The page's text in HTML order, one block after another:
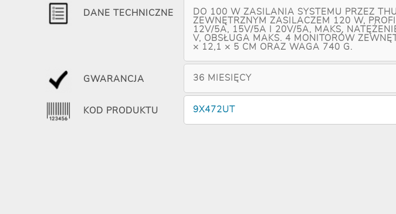
DANE TECHNICZNE DO 100 W ZASILANIA SYSTEMU PRZEZ
ZEWNĘTRZNYM ZASILACZEM 120 W,
12V/5A, 15V/5A I 20V/5A, MAKS.
V, OBSŁUGA MAKS. 4 MONITORÓW
× 12,1 × 5 CM ORAZ WAGA 740 G.
GWARANCJA 36 MIESIĘCY
KOD PRODUKTU 9X472UT